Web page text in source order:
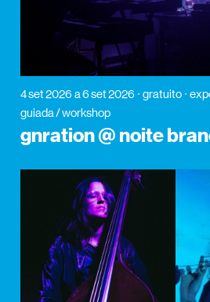
4 set 2026 a 6 set 2026 gratuito
guiada / workshop
gnration @ noite